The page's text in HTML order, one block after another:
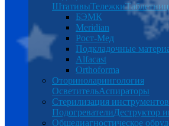
ШтативыТележки
БЭМК
Meridian
Рост-Мед
Подкладочные
Alfacast
Orthoforma
Оториноларингология
ОсветительАспираторы
Стерилизация инструментов
ПодогревателиДеструктор
Общедиагностическое